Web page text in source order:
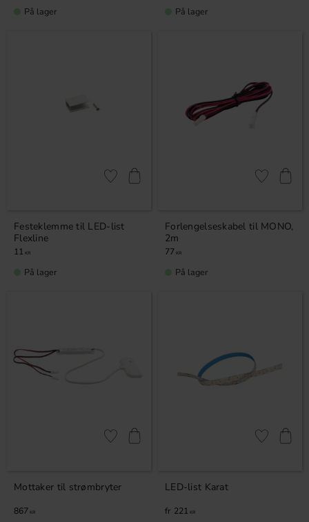
På lager På lager
Festeklemme til LED-list
Flexline
11 KR
Lagre som favoritt
På lager
Forlengelseskabel til MONO,
2m
77 KR
Lagre som
På lager
Mottaker til strømbryter
867 KR
Lagre som favoritt
LED-list Karat
221 KR
Lagre som